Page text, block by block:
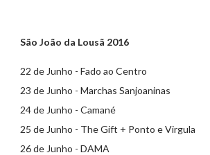
São João da Lousã 2016
22 de Junho - Fado ao Centro
23 de Junho - Marchas Sanjoaninas
24 de Junho - Camané
25 de Junho - The Gift + Ponto e Virgula
26 de Junho - DAMA